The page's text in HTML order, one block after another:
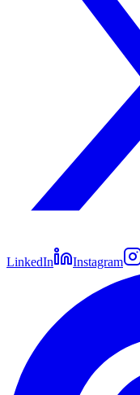
LinkedIn Instagram